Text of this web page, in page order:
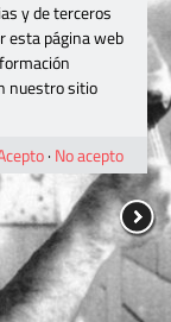
y de terceros
esta página web
nuestro sitio
· No acepto